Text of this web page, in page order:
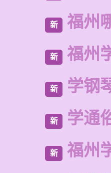
新 福州
新 福州
新 学钢
新 学通
新 福州